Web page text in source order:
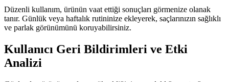
Düzenli kullanım, ürünün vaat ettiği sonuçları görmenize olanak
tanır. Günlük veya haftalık rutininize ekleyerek, saçlarınızın sağlıklı
ve parlak görünümünü koruyabilirsiniz.
Kullanıcı Geri Bildirimleri ve Etki
Analizi